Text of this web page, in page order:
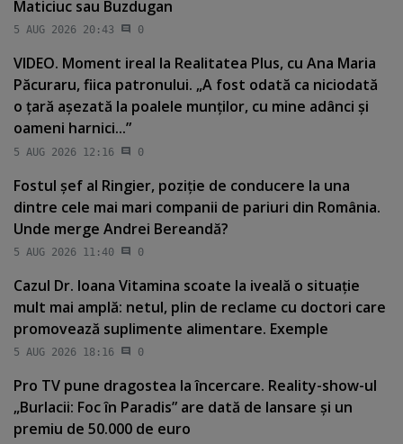
Maticiuc sau Buzdugan
5 AUG 2026 20:43 0
VIDEO. Moment ireal la Realitatea Plus, cu Ana Maria
Păcuraru, fiica patronului. „A fost odată ca niciodată
o ţară aşezată la poalele munţilor, cu mine adânci şi
oameni harnici...”
5 AUG 2026 12:16 0
Fostul şef al Ringier, poziţie de conducere la una
dintre cele mai mari companii de pariuri din România.
Unde merge Andrei Bereandă?
5 AUG 2026 11:40 0
Cazul Dr. Ioana Vitamina scoate la iveală o situaţie
mult mai amplă: netul, plin de reclame cu doctori care
promovează suplimente alimentare. Exemple
5 AUG 2026 18:16 0
Pro TV pune dragostea la încercare. Reality-show-ul
„Burlacii: Foc în Paradis” are dată de lansare şi un
premiu de 50.000 de euro